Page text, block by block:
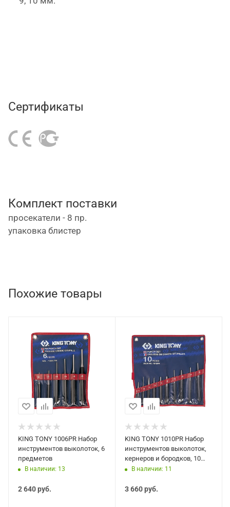
Сертификаты
Комплект поставки
просекатели - 8 пр.
упаковка блистер
Похожие товары
KING TONY 1006PR Набор
инструментов выколоток, 6
предметов
В наличии: 13
2 640руб.
KING TONY 1010PR Набор
инструментов выколоток,
кернеров и бородков, 10
предметов
В наличии: 11
3 660руб.